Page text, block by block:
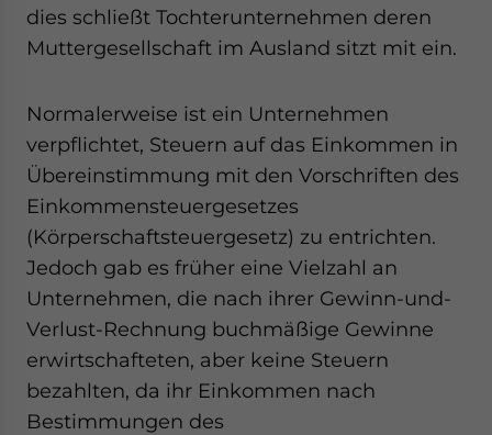
dies schließt Tochterunternehmen deren
Muttergesellschaft im Ausland sitzt mit ein.
Normalerweise ist ein Unternehmen
verpflichtet, Steuern auf das Einkommen in
Übereinstimmung mit den Vorschriften des
Einkommensteuergesetzes
(Körperschaftsteuergesetz) zu entrichten.
Jedoch gab es früher eine Vielzahl an
Unternehmen, die nach ihrer Gewinn-und-
Verlust-Rechnung buchmäßige Gewinne
erwirtschafteten, aber keine Steuern
bezahlten, da ihr Einkommen nach
Bestimmungen des